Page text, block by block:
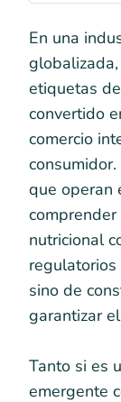
En una
etiquetas
convertido
comercio
que operan
nutricional
sino de
garantizar
Tanto si es
emergente